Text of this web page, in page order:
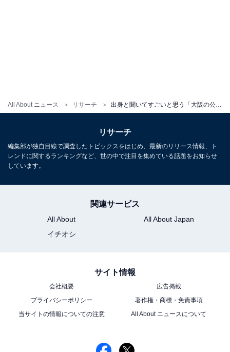
All About ニュース リサーチ
リサーチ
編集部が独自目線で調査したトピックスをはじめ、最新のリリース情報、ト
レンドに関するランキングなど、世の中で注目を集めている話題をお知らせ
しています。
関連サービス
All About
All About Japan
イチオシ
サイト情報
会社概要
広告掲載
プライバシーポリシー
著作権・商標・免責事項
当サイトの情報についての注意
All About ニュースについて